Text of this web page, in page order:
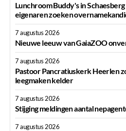
Lunchroom Buddy's in
eigenaren zoeken
7 augustus 2026
Nieuwe leeuw van GaiaZOO
7 augustus 2026
Pastoor Pancratiuskerk Heerlen
leegmaken kelder
7 augustus 2026
Stijging meldingen aantal
7 augustus 2026